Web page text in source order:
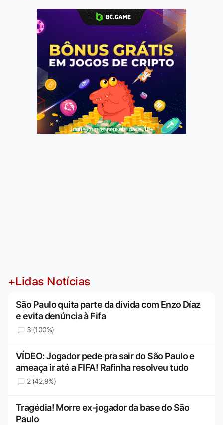
Jogue com responsabilidade. 18+
+Lidas Notícias
São Paulo quita parte da dívida com Enzo Díaz
e evita denúncia à Fifa
3 (100%)
VÍDEO: Jogador pede pra sair do São Paulo e
ameaça ir até a FIFA! Rafinha resolveu tudo
2 (42,9%)
Tragédia! Morre ex-jogador da base do São
Paulo